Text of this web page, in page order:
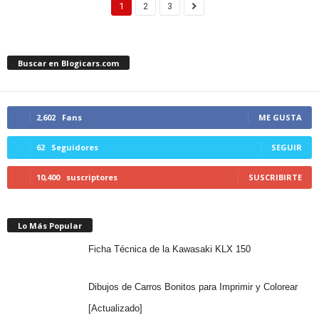
1 2 3
Buscar en Blogicars.com
2,602 Fans ME GUSTA
62 Seguidores SEGUIR
10,400 suscriptores SUSCRIBIRTE
Lo Más Popular
Ficha Técnica de la Kawasaki KLX 150
Dibujos de Carros Bonitos para Imprimir y Colorear
[Actualizado]